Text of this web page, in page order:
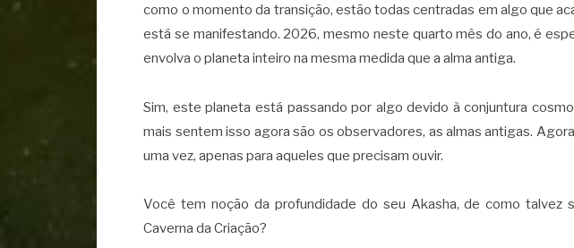
como o momento da transição, estão todas centradas em algo que
está se manifestando. 2026, mesmo neste quarto mês do ano, é
envolva o planeta inteiro na mesma medida que a alma antiga.
Sim, este planeta está passando por algo devido à conjuntura
mais sentem isso agora são os observadores, as almas antigas.
uma vez, apenas para aqueles que precisam ouvir.
Você tem noção da profundidade do seu Akasha, de como talvez
Caverna da Criação?